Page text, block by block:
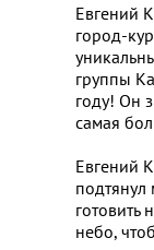
Евгений
город-
группы
году! Он
самая
Евгений
готовить
небо,